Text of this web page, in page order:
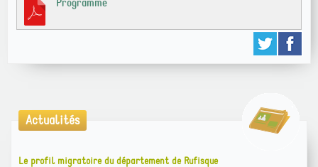
Actualités
Le profil migratoire du département de Rufisque